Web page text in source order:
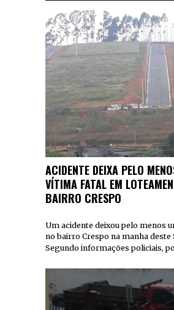
ACIDENTE DEIXA PELO
VÍTIMA FATAL EM
BAIRRO CRESPO
Um acidente deixou pelo menos
no bairro Crespo na manha deste
Segundo informações policiais,